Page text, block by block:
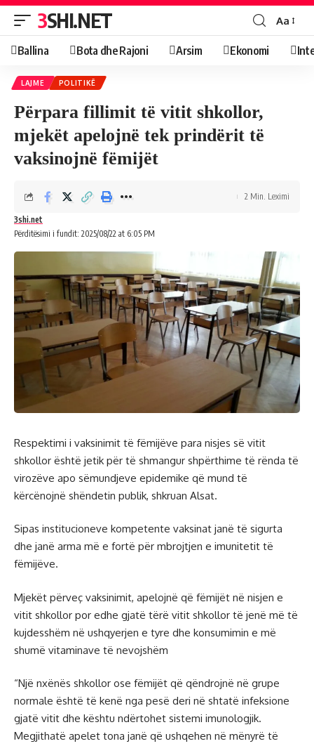
3SHI.NET Aa
Ballina Bota dhe Rajoni Arsim Ekonomi
LAJME POLITIKË
Përpara fillimit të vitit shkollor,
mjekët apelojnë tek prindërit të
vaksinojnë fëmijët
Përditësimi i fundit: 2025/08/22 at 6:05 PM
3shi.net
2 Min. Leximi
Respektimi i vaksinimit të fëmijëve para nisjes së vitit
shkollor është jetik për të shmangur shpërthime të rënda të
virozëve apo sëmundjeve epidemike që mund të
kërcënojnë shëndetin publik, shkruan Alsat.
Sipas institucioneve kompetente vaksinat janë të sigurta
dhe janë arma më e fortë për mbrojtjen e imunitetit të
fëmijëve.
Mjekët përveç vaksinimit, apelojnë që fëmijët në nisjen e
vitit shkollor por edhe gjatë tërë vitit shkollor të jenë më të
kujdesshëm në ushqyerjen e tyre dhe konsumimin e më
shumë vitaminave të nevojshëm
“Një nxënës shkollor ose fëmijët që qëndrojnë në grupe
normale është të kenë nga pesë deri në shtatë infeksione
gjatë vitit dhe kështu ndërtohet sistemi imunologjik.
Megjithatë apelet tona janë që ushqehen në mënyrë të